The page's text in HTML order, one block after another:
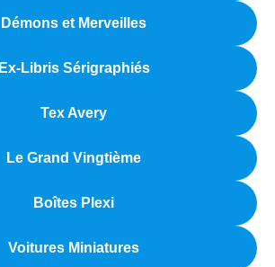
Démons et Merveilles
Ex-Libris Sérigraphiés
Tex Avery
Le Grand Vingtième
Boîtes Plexi
Voitures Miniatures